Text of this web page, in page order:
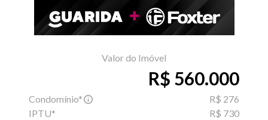
Valor do Imóvel
R$ 560.000
Condomínio*
R$ 276
IPTU*
R$ 730